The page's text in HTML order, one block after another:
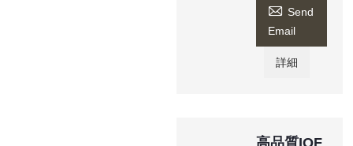
 Send
Email
詳細
高品質IQF